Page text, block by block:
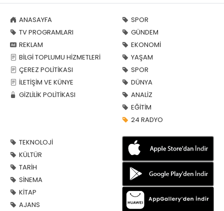
ANASAYFA
TV PROGRAMLARI
REKLAM
BİLGİ TOPLUMU HİZMETLERİ
ÇEREZ POLİTİKASI
İLETİŞİM VE KÜNYE
GİZLİLİK POLİTİKASI
SPOR
GÜNDEM
EKONOMİ
YAŞAM
SPOR
DÜNYA
ANALİZ
EĞİTİM
24 RADYO
TEKNOLOJİ
KÜLTÜR
TARİH
SİNEMA
KİTAP
AJANS